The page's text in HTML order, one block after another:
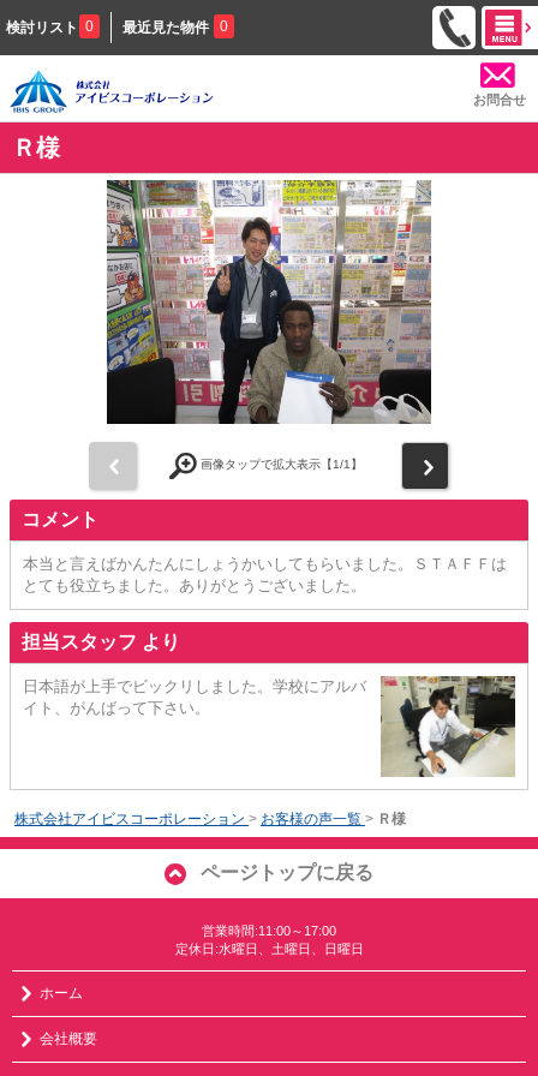
検討リスト 0 最近見た物件 0
お問合せ
Ｒ様
画像タップで拡大表示【1/1】
コメント
本当と言えばかんたんにしょうかいしてもらいました。ＳＴＡＦＦは
とても役立ちました。ありがとうございました。
担当スタッフ より
日本語が上手でビックリしました。学校にアルバ
イト、がんばって下さい。
株式会社アイビスコーポレーション > お客様の声一覧 > Ｒ様
ページトップに戻る
営業時間:11:00～17:00
定休日:水曜日、土曜日、日曜日
ホーム
会社概要